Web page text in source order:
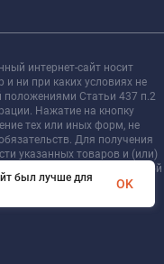
интернет-сайт носит
ни при каких условиях не
положениями Статьи 437 п.2
Нажатие на кнопку
тех или иных форм, не
Для получения
указанных товаров и (или)
с помощью специальной
921 755-09-90
был лучше для
OK